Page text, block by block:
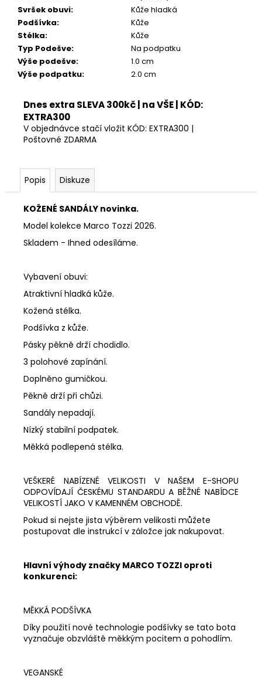
Svršek obuvi:
Kůže hladká
Podšívka:
Kůže
Stélka:
Kůže
Typ Podešve:
Na podpatku
Výše podešve:
1.0 cm
Výše podpatku: 2.0 cm
Dnes extra SLEVA 300kč | na VŠE | KÓD:
EXTRA300
V objednávce stačí vložit KÓD: EXTRA300 |
Poštovné ZDARMA
Popis Diskuze
KOŽENÉ SANDÁLY novinka.
Model kolekce Marco Tozzi 2026.
Skladem - Ihned odesíláme.
Vybavení obuvi:
Atraktivní hladká kůže.
Kožená stélka.
Podšívka z kůže.
Pásky pěkně drží chodidlo.
3 polohové zapínání.
Doplněno gumičkou.
Pěkně drží při chůzi.
Sandály nepadají.
Nízký stabilní podpatek.
Měkká podlepená stélka.
VEŠKERÉ NABÍZENÉ VELIKOSTI V NAŠEM E-SHOPU
ODPOVÍDAJÍ ČESKÉMU STANDARDU A BĚŽNÉ NABÍDCE
VELIKOSTÍ JAKO V KAMENNÉM OBCHODĚ.
Pokud si nejste jista výběrem velikosti můžete
postupovat dle instrukcí v záložce jak nakupovat.
Hlavní výhody značky MARCO TOZZI oproti
konkurenci:
MĚKKÁ PODŠÍVKA
Díky použití nové technologie podšívky se tato bota
vyznačuje obzvláště měkkým pocitem a pohodlím.
VEGANSKÉ